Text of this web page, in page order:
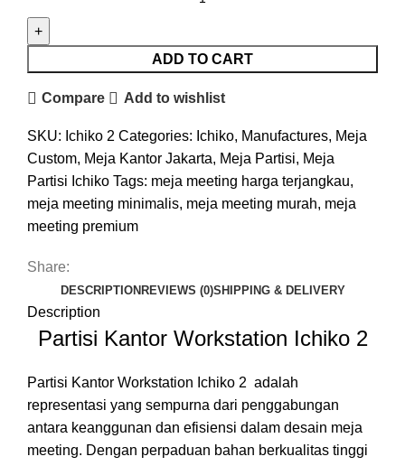
ADD TO CART
Compare Add to wishlist
SKU: Ichiko 2 Categories: Ichiko, Manufactures, Meja
Custom, Meja Kantor Jakarta, Meja Partisi, Meja
Partisi Ichiko Tags: meja meeting harga terjangkau,
meja meeting minimalis, meja meeting murah, meja
meeting premium
Share:
DESCRIPTIONREVIEWS (0)SHIPPING & DELIVERY
Description
Partisi Kantor Workstation Ichiko 2
Partisi Kantor Workstation Ichiko 2 adalah
representasi yang sempurna dari penggabungan
antara keanggunan dan efisiensi dalam desain meja
meeting. Dengan perpaduan bahan berkualitas tinggi